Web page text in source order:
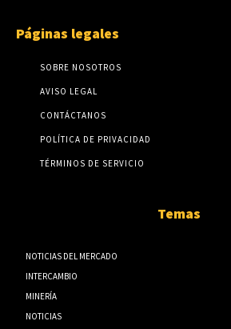
Páginas legales
SOBRE NOSOTROS
AVISO LEGAL
CONTÁCTANOS
POLÍTICA DE PRIVACIDAD
TÉRMINOS DE SERVICIO
Temas
NOTICIAS DEL MERCADO
INTERCAMBIO
MINERÍA
NOTICIAS